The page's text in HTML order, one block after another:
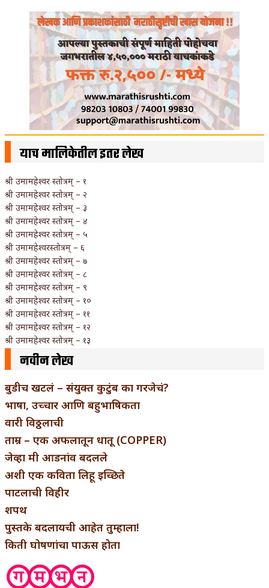
याच मालिकेतील इतर लेख
श्री उमामहेश्वर स्तोत्रम् – १
श्री उमामहेश्वर स्तोत्रम् – २
श्री उमामहेश्वर स्तोत्रम् – ३
श्री उमामहेश्वर स्तोत्रम् – ४
श्री उमामहेश्वर स्तोत्रम् – ५
श्री उमामहेश्वरस्तोत्रम् – ६
श्री उमामहेश्वर स्तोत्रम् – ७
श्री उमामहेश्वर स्तोत्रम् – ८
श्री उमामहेश्वर स्तोत्रम् – ९
श्री उमामहेश्वर स्तोत्रम् – १०
श्री उमामहेश्वर स्तोत्रम् – ११
श्री उमामहेश्वर स्तोत्रम् – १२
श्री उमामहेश्वर स्तोत्रम् – १३
नवीन लेख
बुडीच खटलं – संयुक्त कुटुंब का गरजेचं?
भाषा, उच्चार आणि बहुभाषिकता
वारी विठ्ठलाची
ताम्र – एक अफलातून धातू (COPPER)
जेव्हा मी आडनांव बदलले
अशी एक कविता लिहू इच्छिते
पाटलाची विहीर
शपथ
पुस्तके बदलायची आहेत तुम्हाला!
किती घोषणांचा पाऊस होता